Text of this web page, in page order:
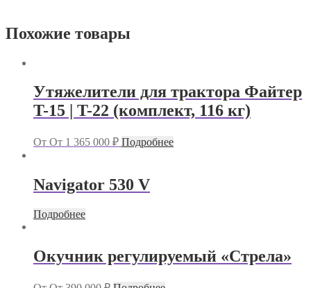
Похожие товары
Утяжелители для трактора Файтер
T-15 | T-22 (комплект, 116 кг)
От От 1 365 000 ₽ Подробнее
Navigator 530 V
Подробнее
Окучник регулируемый «Стрела»